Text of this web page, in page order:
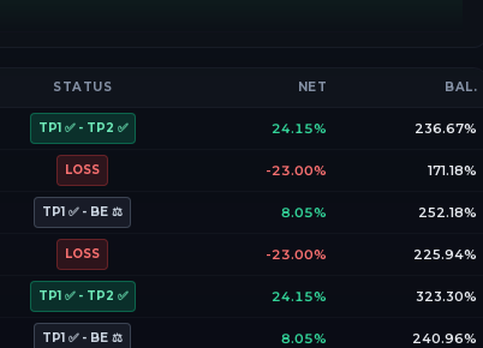
STATUS NET BAL.
TP1 ✅ - TP2 ✅ 24.15% 236.67%
LOSS -23.00% 171.18%
TP1 ✅ - BE ⚖️ 8.05% 252.18%
LOSS -23.00% 225.94%
TP1 ✅ - TP2 ✅ 24.15% 323.30%
TP1 ✅ - BE ⚖️ 8.05% 240.96%